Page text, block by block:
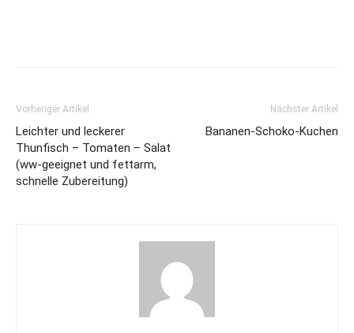
Vorheriger Artikel
Leichter und leckerer
Thunfisch – Tomaten – Salat
(ww-geeignet und fettarm,
schnelle Zubereitung)
Nächster Artikel
Bananen-Schoko-Kuchen